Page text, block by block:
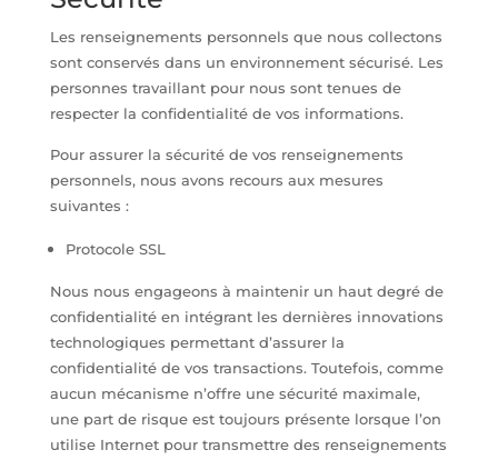
Les renseignements personnels que nous collectons
sont conservés dans un environnement sécurisé. Les
personnes travaillant pour nous sont tenues de
respecter la confidentialité de vos informations.
Pour assurer la sécurité de vos renseignements
personnels, nous avons recours aux mesures
suivantes :
Protocole SSL
Nous nous engageons à maintenir un haut degré de
confidentialité en intégrant les dernières innovations
technologiques permettant d’assurer la
confidentialité de vos transactions. Toutefois, comme
aucun mécanisme n’offre une sécurité maximale,
une part de risque est toujours présente lorsque l’on
utilise Internet pour transmettre des renseignements